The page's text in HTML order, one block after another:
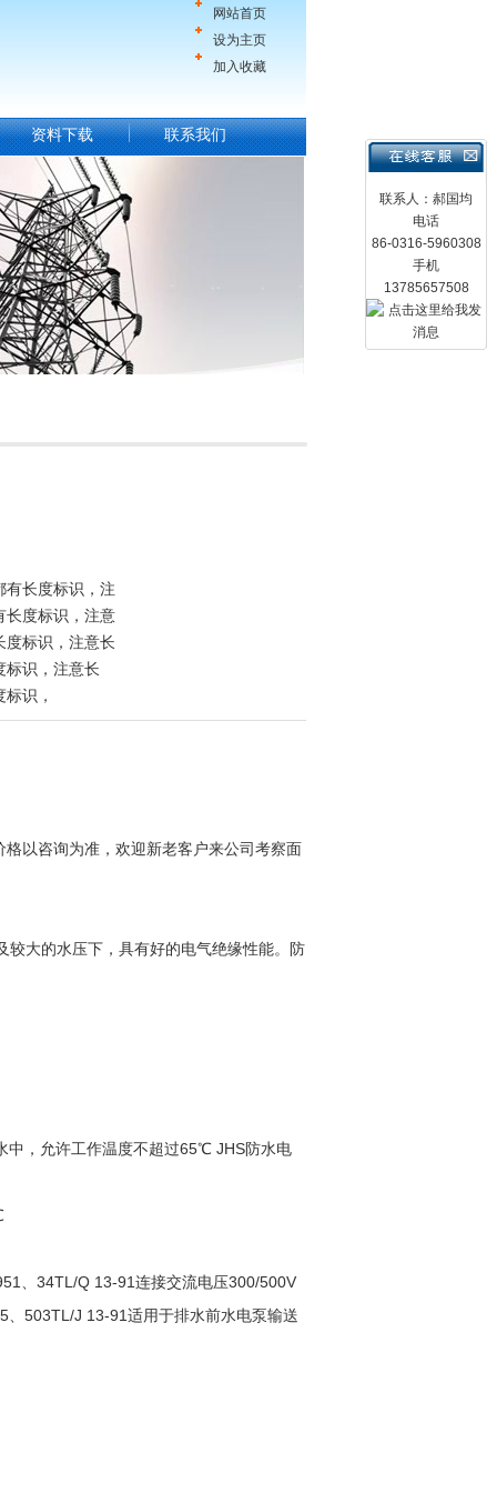
网站首页
设为主页
加入收藏
联系人：郝国均
电话
86-0316-5960308
手机
13785657508
资料下载 联系我们
有长度标识，注
长度标识，注意
度标识，注意长
标识，注意长
识，
格以咨询为准，欢迎新老客户来公司考察面
较大的水压下，具有好的电气绝缘性能。防
中，允许工作温度不超过65℃ JHS防水电
、34TL/Q 13-91连接交流电压300/500V
、503TL/J 13-91适用于排水前水电泵输送